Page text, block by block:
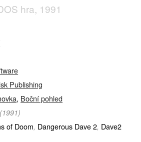
hra, 1991
Publishing
, Boční pohled
(1991)
of Doom, Dangerous Dave 2, Dave2